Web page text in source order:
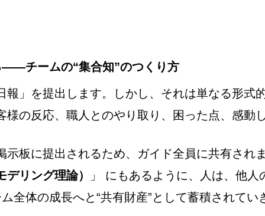
——チームの“集合知”のつくり方
報」を提出します。しかし、それは単なる形式
様の反応、職人とのやり取り、困った点、感動
示板に提出されるため、ガイド全員に共有され
リング理論）
」 にもあるように、人は、他
全体の成長へと“共有財産”として蓄積されてい